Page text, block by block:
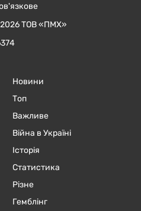
2026 ТОВ «ПМХ»
Новини
Топ
Важливе
Війна в Україні
Історія
Статистика
Різне
Гемблінг